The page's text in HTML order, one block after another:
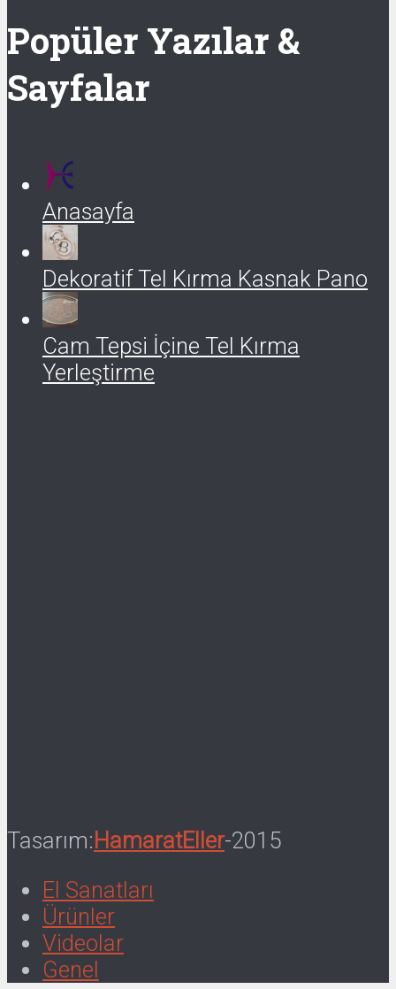
Popüler Yazılar &
Sayfalar
Anasayfa
Dekoratif Tel Kırma Kasnak Pano
Cam Tepsi İçine Tel Kırma
Yerleştirme
Tasarım: HamaratEller-2015
El Sanatları
Ürünler
Videolar
Genel